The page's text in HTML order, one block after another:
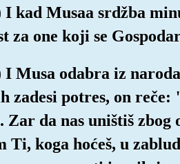
I kad Musaa srdžba
za one koji se
I Musa odabra iz
zadesi potres, on
Zar da nas uništiš zbog
Ti, koga hoćeš, u